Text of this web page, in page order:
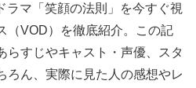
ラマ「笑顔の法則」を今すぐ視
（VOD）を徹底紹介。この記
らすじやキャスト・声優、スタ
ろん、実際に見た人の感想やレ